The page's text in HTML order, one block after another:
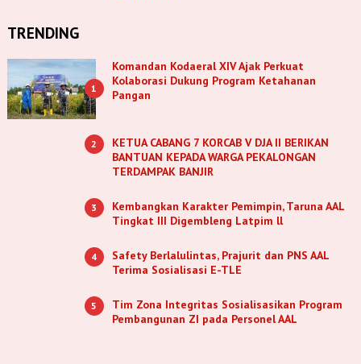
TRENDING
1
Komandan Kodaeral XIV Ajak Perkuat
Kolaborasi Dukung Program Ketahanan
Pangan
2
KETUA CABANG 7 KORCAB V DJA II BERIKAN
BANTUAN KEPADA WARGA PEKALONGAN
TERDAMPAK BANJIR
3
Kembangkan Karakter Pemimpin, Taruna AAL
Tingkat III Digembleng Latpim ll
4
Safety Berlalulintas, Prajurit dan PNS AAL
Terima Sosialisasi E-TLE
5
Tim Zona Integritas Sosialisasikan Program
Pembangunan ZI pada Personel AAL